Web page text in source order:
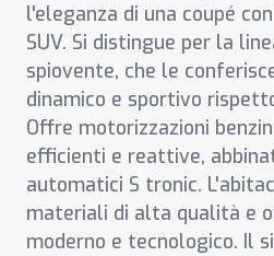
l'eleganza di una coupé
SUV. Si distingue per la
spiovente, che le
dinamico e sportivo
Offre motorizzazioni
efficienti e reattive,
automatici S tronic.
materiali di alta qualità e
moderno e tecnologico. Il